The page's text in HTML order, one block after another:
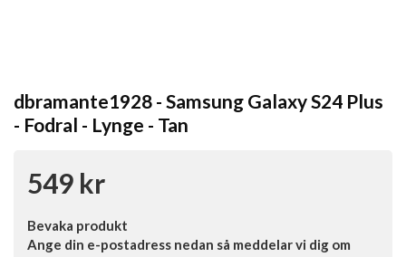
dbramante1928 - Samsung Galaxy S24 Plus
- Fodral - Lynge - Tan
549 kr
Bevaka produkt
Ange din e-postadress nedan så meddelar vi dig om